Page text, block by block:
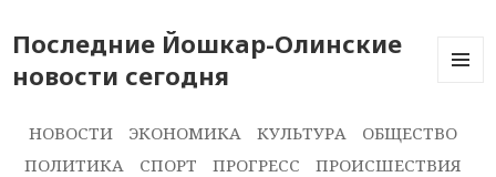
Последние Йошкар-Олинские
новости сегодня
НОВОСТИ ЭКОНОМИКА КУЛЬТУРА
ОБЩЕСТВО
ПОЛИТИКА
СПОРТ ПРОГРЕСС
ПРОИСШЕСТВИЯ